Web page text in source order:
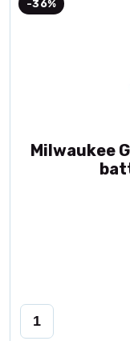
-36%
Milwaukee